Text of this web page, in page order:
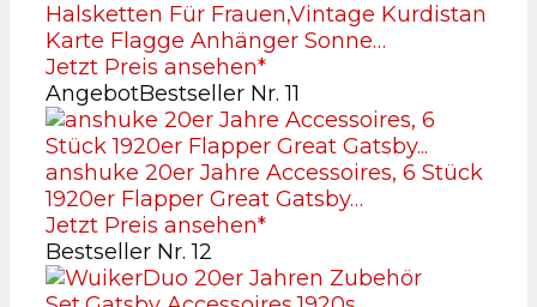
Halsketten Für Frauen,Vintage Kurdistan
Karte Flagge Anhänger Sonne…
Jetzt Preis ansehen*
AngebotBestseller Nr. 11
anshuke 20er Jahre Accessoires, 6 Stück
1920er Flapper Great Gatsby…
Jetzt Preis ansehen*
Bestseller Nr. 12